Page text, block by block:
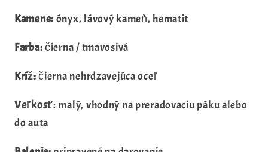
Kamene: ónyx, lávový kameň, hematit
Farba:čierna / tmavosivá
Kríž:čierna nehrdzavejúca oceľ
Veľkosť: malý, vhodný na preradovaciu páku alebo
do auta